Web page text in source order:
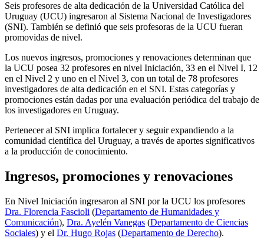
Seis profesores de alta dedicación de la Universidad Católica del
Uruguay (UCU) ingresaron al Sistema Nacional de Investigadores
(SNI). También se definió que seis profesoras de la UCU fueran
promovidas de nivel.
Los nuevos ingresos, promociones y renovaciones determinan que
la UCU posea 32 profesores en nivel Iniciación, 33 en el Nivel I, 12
en el Nivel 2 y uno en el Nivel 3, con un total de 78 profesores
investigadores de alta dedicación en el SNI. Estas categorías y
promociones están dadas por una evaluación periódica del trabajo de
los investigadores en Uruguay.
Pertenecer al SNI implica fortalecer y seguir expandiendo a la
comunidad científica del Uruguay, a través de aportes significativos
a la producción de conocimiento.
Ingresos, promociones y renovaciones
En Nivel Iniciación ingresaron al SNI por la UCU los profesores
Dra. Florencia Fascioli (Departamento de Humanidades y
Comunicación), Dra. Ayelén Vanegas (Departamento de Ciencias
Sociales) y el Dr. Hugo Rojas (Departamento de Derecho).